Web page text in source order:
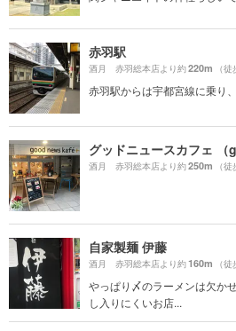
赤羽駅
酒月 赤羽総本店より約220m （
赤羽駅からは宇都宮線に乗り
グッドニュースカフェ （
酒月 赤羽総本店より約250m （
自家製麺 伊藤
酒月 赤羽総本店より約160m （
やっぱり〆のラーメンは欠か
し入りにくいお店...